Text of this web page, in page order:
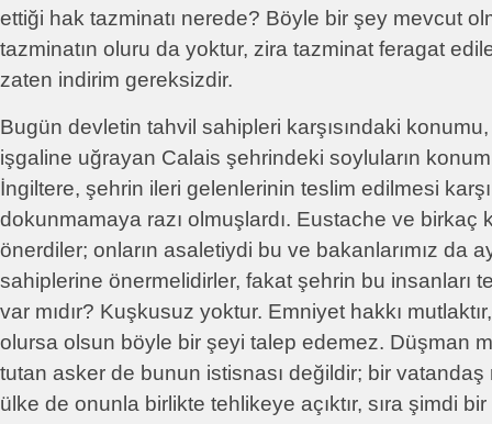
ettiği hak tazminatı nerede? Böyle bir şey mevcut
tazminatın oluru da yoktur, zira tazminat feragat
zaten indirim gereksizdir.
Bugün devletin tahvil sahipleri karşısındaki konumu,
işgaline uğrayan Calais şehrindeki soyluların
İngiltere, şehrin ileri gelenlerinin teslim edilmesi
dokunmamaya razı olmuşlardı. Eustache ve birkaç
önerdiler; onların asaletiydi bu ve bakanlarımız da
sahiplerine önermelidirler, fakat şehrin bu insanları
var mıdır? Kuşkusuz yoktur. Emniyet hakkı
olursa olsun böyle bir şeyi talep edemez. Düşman
tutan asker de bunun istisnası değildir; bir
ülke de onunla birlikte tehlikeye açıktır, sıra şimdi